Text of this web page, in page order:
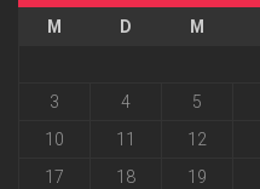
M D M
3
4 5
10
11 12
17
18 19